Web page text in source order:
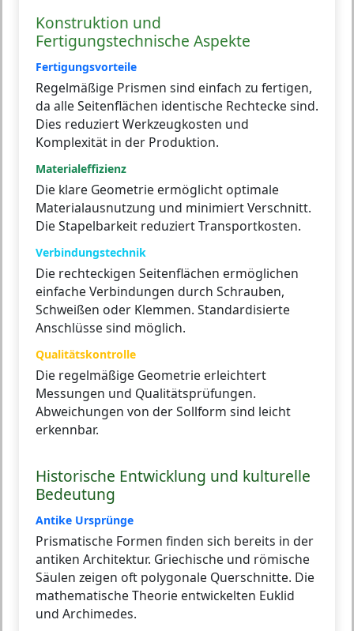
Konstruktion und
Fertigungstechnische Aspekte
Fertigungsvorteile
Regelmäßige Prismen sind einfach zu fertigen,
da alle Seitenflächen identische Rechtecke sind.
Dies reduziert Werkzeugkosten und
Komplexität in der Produktion.
Materialeffizienz
Die klare Geometrie ermöglicht optimale
Materialausnutzung und minimiert Verschnitt.
Die Stapelbarkeit reduziert Transportkosten.
Verbindungstechnik
Die rechteckigen Seitenflächen ermöglichen
einfache Verbindungen durch Schrauben,
Schweißen oder Klemmen. Standardisierte
Anschlüsse sind möglich.
Qualitätskontrolle
Die regelmäßige Geometrie erleichtert
Messungen und Qualitätsprüfungen.
Abweichungen von der Sollform sind leicht
erkennbar.
Historische Entwicklung und kulturelle
Bedeutung
Antike Ursprünge
Prismatische Formen finden sich bereits in der
antiken Architektur. Griechische und römische
Säulen zeigen oft polygonale Querschnitte. Die
mathematische Theorie entwickelten Euklid
und Archimedes.